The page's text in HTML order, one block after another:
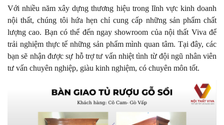
Với nhiều năm xây dựng thương hiệu trong lĩnh vực kinh doanh
nội thất, chúng tôi hứa hẹn chỉ cung cấp những sản phẩm chất
lượng cao. Bạn có thể đến ngay showroom của nội thất Viva để
trải nghiệm thực tế những sản phẩm mình quan tâm. Tại đây, các
bạn sẽ nhận được sự hỗ trợ tư vấn nhiệt tình từ đội ngũ nhân viên
tư vấn chuyên nghiệp, giàu kinh nghiệm, có chuyên môn tốt.